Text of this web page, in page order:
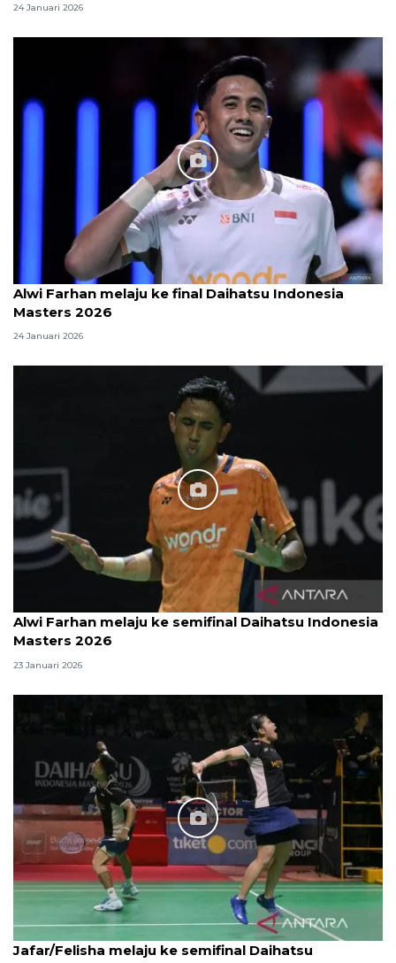
24 Januari 2026
Alwi Farhan melaju ke final Daihatsu Indonesia
Masters 2026
24 Januari 2026
Alwi Farhan melaju ke semifinal Daihatsu Indonesia
Masters 2026
23 Januari 2026
Jafar/Felisha melaju ke semifinal Daihatsu